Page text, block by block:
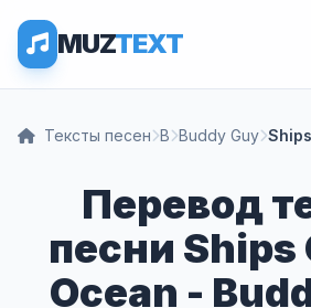
MUZTEXT
Тексты песен B Buddy Guy
Перевод
песни Ships
Ocean -